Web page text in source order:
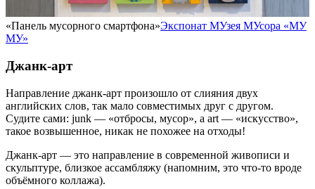
«Панель мусорного смартфона»Экспонат МУзея МУсора «МУ
МУ»
Джанк-арт
Направление джанк-арт произошло от слияния двух
английских слов, так мало совместимых друг с другом.
Судите сами: junk — «отбросы, мусор», а art — «искусство»,
такое возвышенное, никак не похожее на отходы!
Джанк-арт — это направление в современной живописи и
скульптуре, близкое ассамбляжу (напомним, это что-то вроде
объёмного коллажа).